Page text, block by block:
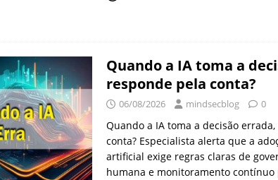
Quando a IA toma a
responde pela conta?
06/08/2026 mindsecblog 0
Quando a IA toma a decisão
conta? Especialista alerta que a
artificial exige regras claras de
humana e monitoramento